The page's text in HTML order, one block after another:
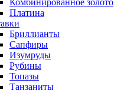
Комбинированное золото
Платина
Бриллианты
Сапфиры
Изумруды
Рубины
Топазы
Танзаниты